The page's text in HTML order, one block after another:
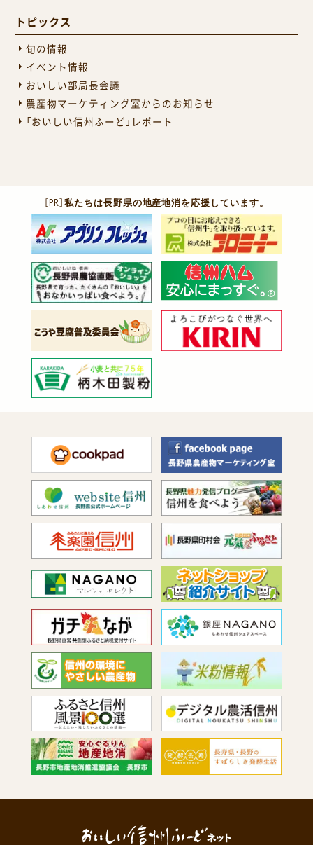
トピックス
旬の情報
イベント情報
おいしい部局長会議
農産物マーケティング室からのお知らせ
「おいしい信州ふーど」レポート
［PR］私たちは長野県の地産地消を応援しています。